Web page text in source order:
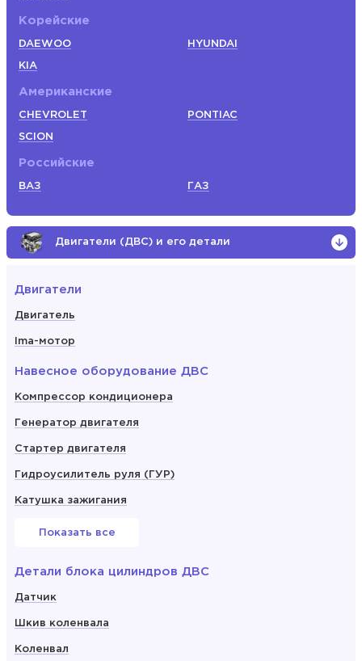
Корейские
DAEWOO HYUNDAI
KIA
Американские
CHEVROLET PONTIAC
SCION
Российские
ВАЗ ГАЗ
Двигатели (ДВС) и его детали
Двигатели
Двигатель
Ima-мотор
Навесное оборудование ДВС
Компрессор кондиционера
Генератор двигателя
Стартер двигателя
Гидроусилитель руля (ГУР)
Катушка зажигания
Показать все
Детали блока цилиндров ДВС
Датчик
Шкив коленвала
Коленвал